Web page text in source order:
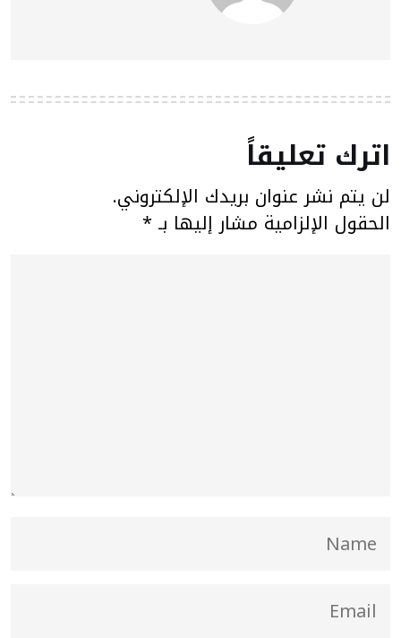
اترك تعليقاً
لن يتم نشر عنوان بريدك الإلكتروني.
الحقول الإلزامية مشار إليها بـ *